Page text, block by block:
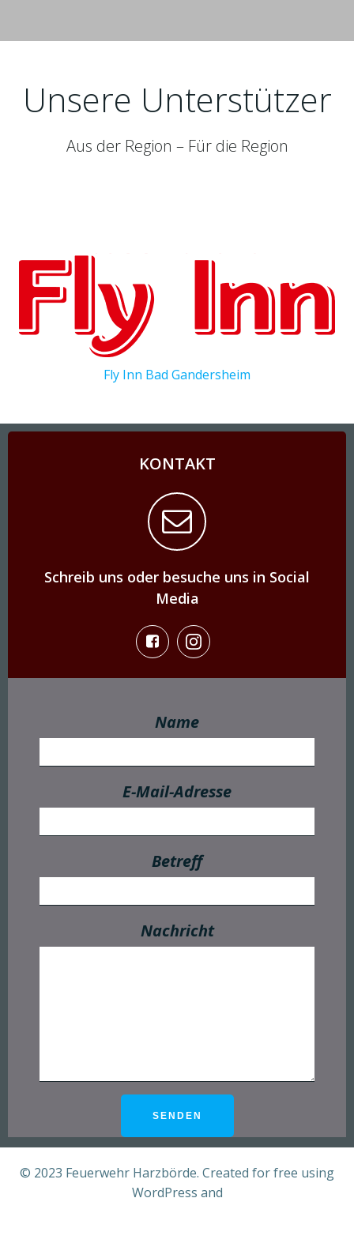
Unsere Unterstützer
Aus der Region – Für die Region
Fly Inn Bad Gandersheim
KONTAKT
Schreib uns oder besuche uns in Social
Media
Name
E-Mail-Adresse
Betreff
Nachricht
© 2023 Feuerwehr Harzbörde. Created for free using
WordPress and